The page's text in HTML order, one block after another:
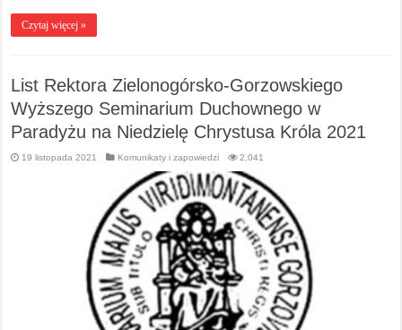
Czytaj więcej »
List Rektora Zielonogórsko-Gorzowskiego
Wyższego Seminarium Duchownego w
Paradyżu na Niedzielę Chrystusa Króla 2021
19 listopada 2021 Komunikaty i zapowiedzi 2,041